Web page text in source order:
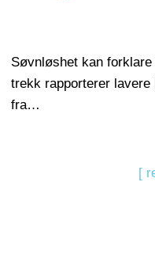
Søvnløshet kan
trekk rapporterer
fra…
[